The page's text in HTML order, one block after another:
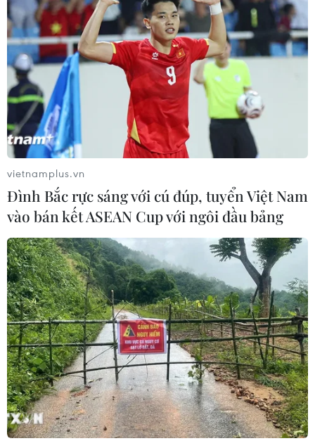
TIN CÙNG CHUYÊN MỤC
Bế mạc Hội thi lực lượng tham gia
bảo vệ an ninh, trật tự ở cơ sở giỏi
toàn quốc
07/08/2026 15:57
vietnamplus.vn
Đình Bắc rực sáng với cú đúp, tuyển Việt Nam
vào bán kết ASEAN Cup với ngôi đầu bảng